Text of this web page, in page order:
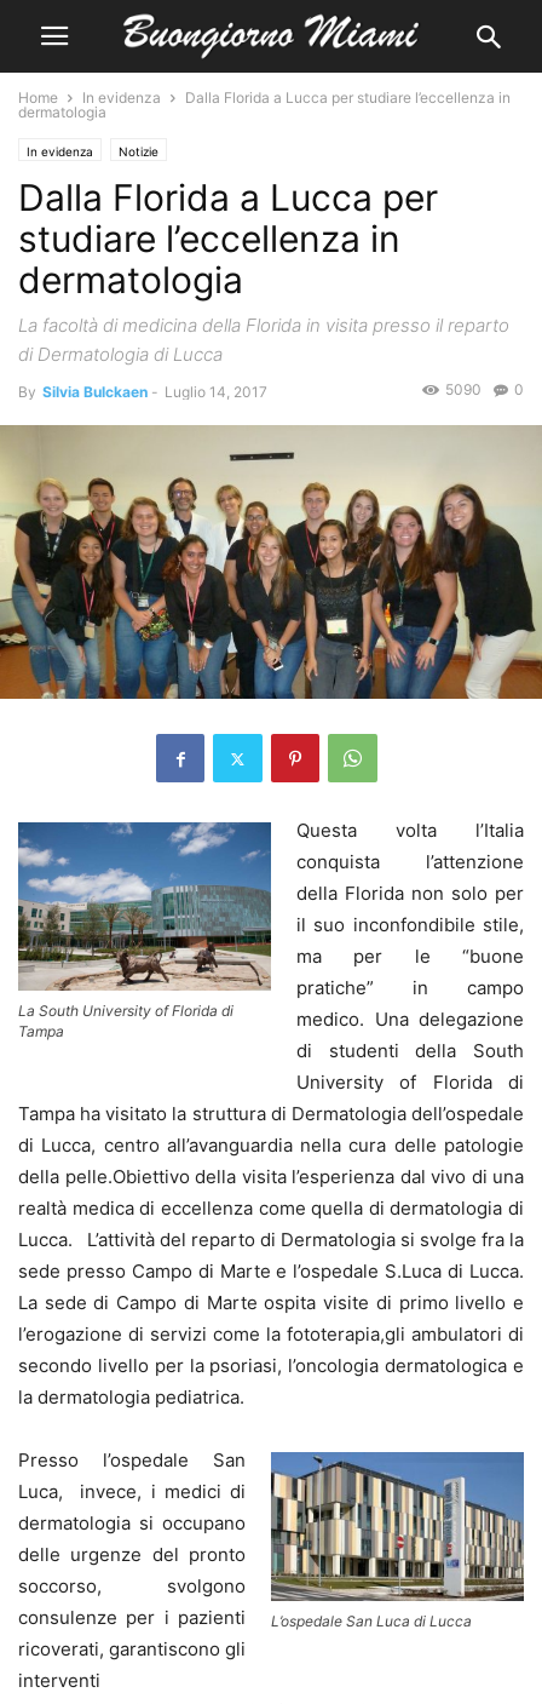
Home In evidenza
Dalla Florida a Lucca per studiare l’eccellenza in
dermatologia
In evidenza Notizie
Dalla Florida a Lucca per
studiare l’eccellenza in
dermatologia
La facoltà di medicina della Florida in visita presso il reparto
di Dermatologia di Lucca
By Silvia Bulckaen - Luglio 14, 2017 0
5090
La South University of Florida di
Tampa
Questa volta l’Italia
conquista l’attenzione
della Florida non solo per
il suo inconfondibile stile,
ma per le “buone
pratiche” in campo
medico. Una delegazione
di studenti della South
University of Florida di
Tampa ha visitato la struttura di Dermatologia dell’ospedale
di Lucca, centro all’avanguardia nella cura delle patologie
della pelle.Obiettivo della visita l’esperienza dal vivo di una
realtà medica di eccellenza come quella di dermatologia di
Lucca. L’attività del reparto di Dermatologia si svolge fra la
sede presso Campo di Marte e l’ospedale S.Luca di Lucca.
La sede di Campo di Marte ospita visite di primo livello e
l’erogazione di servizi come la fototerapia,gli ambulatori di
secondo livello per la psoriasi, l’oncologia dermatologica e
la dermatologia pediatrica.
L’ospedale San Luca di Lucca
Presso l’ospedale San
Luca, invece, i medici di
dermatologia si occupano
delle urgenze del pronto
soccorso, svolgono
consulenze per i pazienti
ricoverati, garantiscono gli
interventi